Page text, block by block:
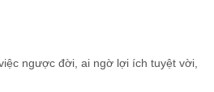
ngược đời, ai ngờ lợi ích tuyệt vời,